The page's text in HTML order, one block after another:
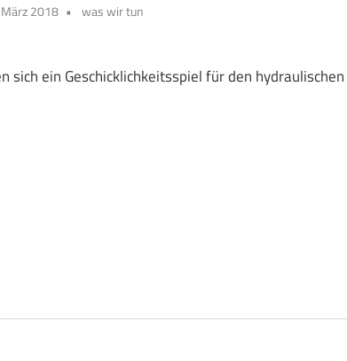
2018 was wir tun
ein Geschicklichkeitsspiel für den hydraulischen